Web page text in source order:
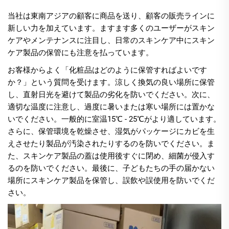
当社は東南アジアの顧客に商品を送り、顧客の販売ラインに
新しい力を加えています。ますます多くのユーザーがスキン
ケアやメンテナンスに注目し、日常のスキンケア中にスキン
ケア製品の保管にも注意を払っています。
お客様からよく「化粧品はどのように保管すればよいです
か？」という質問を受けます。涼しく換気の良い場所に保管
し、直射日光を避けて製品の劣化を防いでください。次に、
適切な温度に注意し、過度に暑いまたは寒い場所には置かな
いでください。一般的に室温15℃ - 25℃がより適しています。
さらに、保管環境を乾燥させ、湿気がパッケージにカビを生
えさせたり製品が汚染されたりするのを防いでください。ま
た、スキンケア製品の蓋は使用後すぐに閉め、細菌が侵入す
るのを防いでください。最後に、子どもたちの手の届かない
場所にスキンケア製品を保管し、誤飲や誤使用を防いでくだ
さい。